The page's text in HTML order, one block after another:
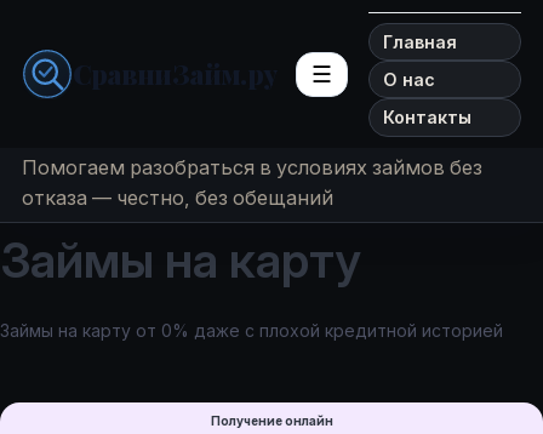
СравниЗайм.ру ☰
Главная
О нас
Контакты
Помогаем разобраться в условиях займов без
отказа — честно, без обещаний
Займы на карту
Займы на карту от 0% даже с плохой кредитной историей
Получение онлайн